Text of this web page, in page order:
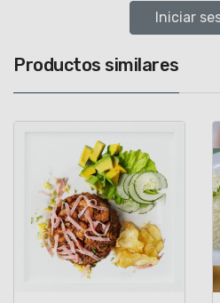
Iniciar
Productos similares